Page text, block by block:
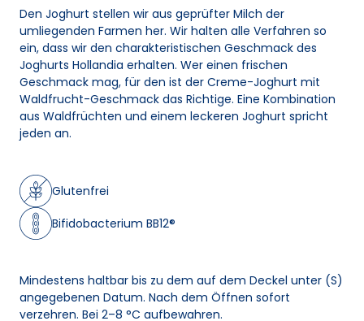
Den Joghurt stellen wir aus geprüfter Milch der
umliegenden Farmen her. Wir halten alle Verfahren so
ein, dass wir den charakteristischen Geschmack des
Joghurts Hollandia erhalten. Wer einen frischen
Geschmack mag, für den ist der Creme-Joghurt mit
Waldfrucht-Geschmack das Richtige. Eine Kombination
aus Waldfrüchten und einem leckeren Joghurt spricht
jeden an.
Glutenfrei
Bifidobacterium BB12®
Mindestens haltbar bis zu dem auf dem Deckel unter (S)
angegebenen Datum. Nach dem Öffnen sofort
verzehren. Bei 2–8 °C aufbewahren.